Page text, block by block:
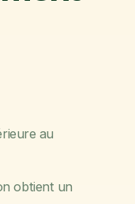
au
obtient un